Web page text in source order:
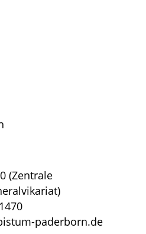
(Zentrale
paderborn.de